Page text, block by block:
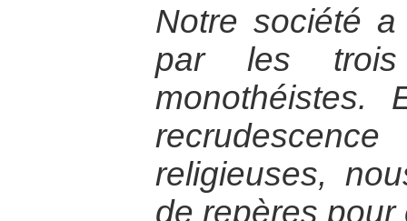
Notre société
par les trois
monothéistes.
religieuses,
de repères